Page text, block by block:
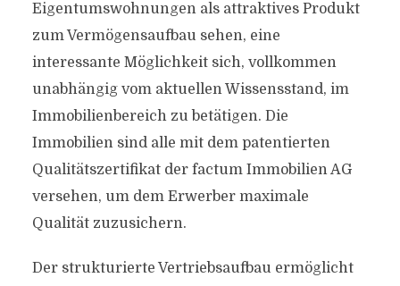
Eigentumswohnungen als attraktives Produkt
zum Vermögensaufbau sehen, eine
interessante Möglichkeit sich, vollkommen
unabhängig vom aktuellen Wissensstand, im
Immobilienbereich zu betätigen. Die
Immobilien sind alle mit dem patentierten
Qualitätszertifikat der factum Immobilien AG
versehen, um dem Erwerber maximale
Qualität zuzusichern.
Der strukturierte Vertriebsaufbau ermöglicht